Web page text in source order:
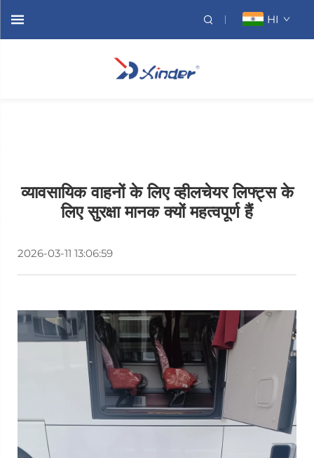
HI
व्यावसायिक वाहनों के लिए व्हीलचेयर लिफ्ट्स के
लिए सुरक्षा मानक क्यों महत्वपूर्ण हैं
2026-03-11 13:06:59